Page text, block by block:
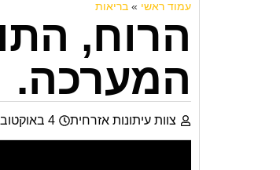
עמוד ראשי » בריאות
הרוח,
המערכה.
צוות עיתונות אזרחית 4 באוקטובר 2020. 06:10